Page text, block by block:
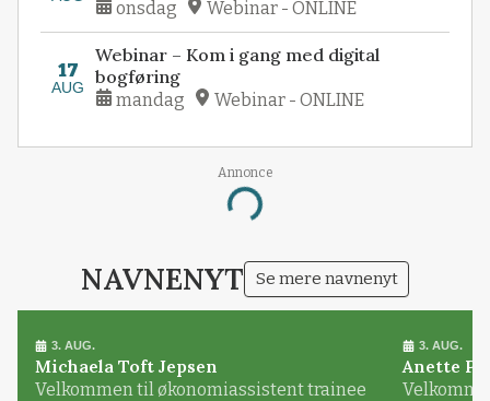
onsdag Webinar - ONLINE
17
AUG
Webinar – Kom i gang med digital
bogføring
mandag Webinar - ONLINE
Annonce
Loading...
NAVNENYT Se mere navnenyt
3. AUG.
Michaela Toft Jepsen
Velkommen til økonomiassistent trainee
3. AUG.
Anette